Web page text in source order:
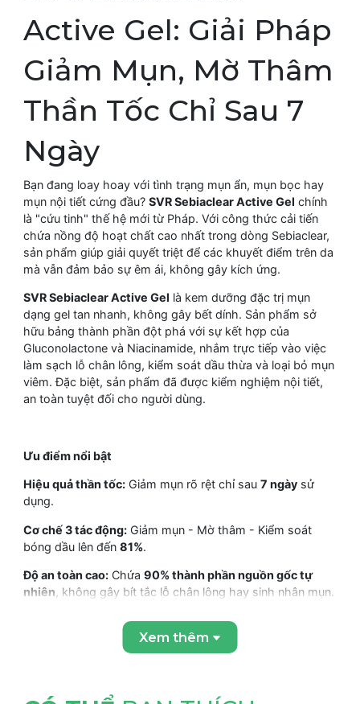
Active Gel: Giải Pháp
Giảm Mụn, Mờ Thâm
Thần Tốc Chỉ Sau 7
Ngày
Bạn đang loay hoay với tình trạng mụn ẩn, mụn bọc hay
mụn nội tiết cứng đầu? SVR Sebiaclear Active Gel chính
là "cứu tinh" thế hệ mới từ Pháp. Với công thức cải tiến
chứa nồng độ hoạt chất cao nhất trong dòng Sebiaclear,
sản phẩm giúp giải quyết triệt để các khuyết điểm trên da
mà vẫn đảm bảo sự êm ái, không gây kích ứng.
SVR Sebiaclear Active Gel là kem dưỡng đặc trị mụn
dạng gel tan nhanh, không gây bết dính. Sản phẩm sở
hữu bảng thành phần đột phá với sự kết hợp của
Gluconolactone và Niacinamide, nhắm trực tiếp vào việc
làm sạch lỗ chân lông, kiểm soát dầu thừa và loại bỏ mụn
viêm. Đặc biệt, sản phẩm đã được kiểm nghiệm nội tiết,
an toàn tuyệt đối cho người dùng.
Ưu điểm nổi bật
Hiệu quả thần tốc: Giảm mụn rõ rệt chỉ sau 7 ngày sử
dụng.
Cơ chế 3 tác động: Giảm mụn - Mờ thâm - Kiểm soát
bóng dầu lên đến 81%.
Độ an toàn cao: Chứa 90% thành phần nguồn gốc tự
nhiên , không gây bít tắc lỗ chân lông hay sinh nhân mụn.
An toàn cho các cơ chế liên quan đến
estrogen, androgen và tuyến giáp.
Xem thêm